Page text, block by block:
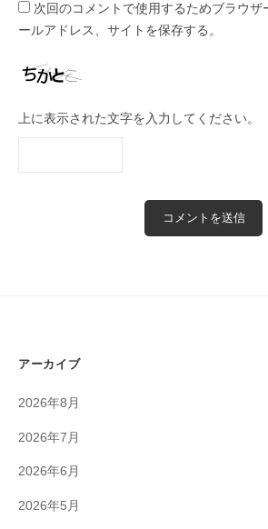
次回のコメントで使用するためブラウザ
ールアドレス、サイトを保存する。
上に表示された文字を入力してください。
アーカイブ
2026年8月
2026年7月
2026年6月
2026年5月